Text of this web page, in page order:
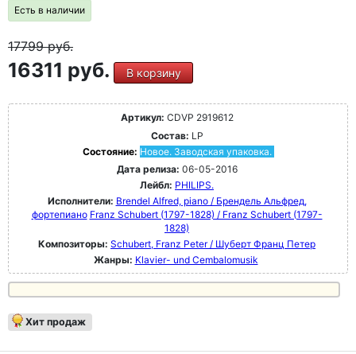
Есть в наличии
17799руб.
16311 руб. В корзину
Артикул: CDVP 2919612
Состав: LP
Состояние: Новое. Заводская упаковка.
Дата релиза: 06-05-2016
Лейбл: PHILIPS.
Исполнители: Brendel Alfred, piano / Брендель Альфред,
фортепиано Franz Schubert (1797-1828) / Franz Schubert (1797-
1828)
Композиторы: Schubert, Franz Peter / Шуберт Франц Петер
Жанры: Klavier- und Cembalomusik
Хит продаж